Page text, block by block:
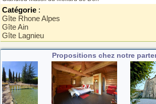
Catégorie :
Gîte Rhone Alpes
Gîte Ain
Gîte Lagnieu
Propositions chez notre